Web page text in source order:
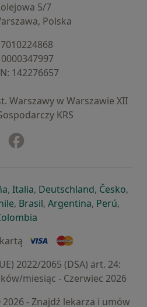
5/7
Polska
⁠0000347997
⁠142276657
Warszawy w Warszawie XII
KRS
karcie
się w nowej karcie
otwiera się w nowej karcie
, Italiaotwiera się w nowej
, Deutschlandotwiera się
, Česko,
nowej karcie
się w nowej karcie
otwiera się w nowej karcie
, Brasilotwiera się w nowej
, Argentinaotwiera się
, Perú,
2022/2065 (DSA) art. 24:
miesiąc - Czerwiec 2026
- Znajdź lekarza i umów